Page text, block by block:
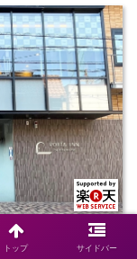
トップ サイドバー